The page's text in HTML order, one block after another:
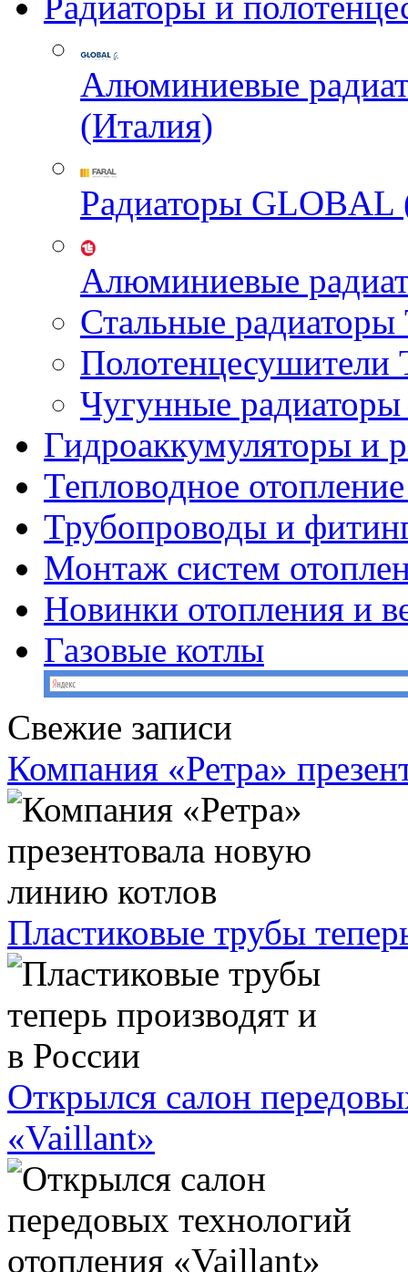
Алюминиевые
(Италия)
Радиаторы GLOBAL
Алюминиевые
Стальные
Чугунные
Гидроаккумуляторы и
Тепловодное
Трубопроводы и
Монтаж систем
Новинки отопления и
Газовые котлы
Свежие записи
Компания «Ретра»
Пластиковые трубы
Открылся салон
«Vaillant»